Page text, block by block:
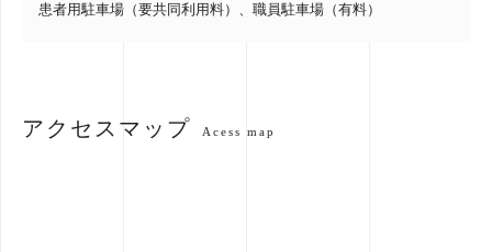
患者用駐車場（要共同利用料）、職員駐車場（有料）
アクセスマップ Acess map